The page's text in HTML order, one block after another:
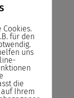
der
des
für den
uns
die
Ihrem